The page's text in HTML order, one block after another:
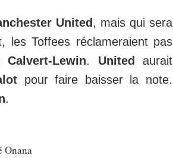
United , mais qui sera
les Toffees réclameraient pas
Calvert-Lewin. United
aurait
pour faire baisser la note.
.
Onana